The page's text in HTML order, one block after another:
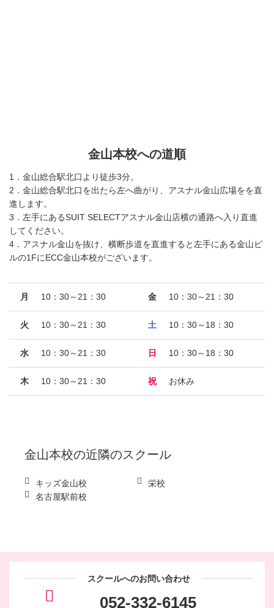
金山本校への道順
1．金山総合駅北口より徒歩3分。
2．金山総合駅北口を出たら左へ曲がり、アスナル金山広場をを直
進します。
3．左手にあるSUIT SELECTアスナル金山店横の通路へ入り直進
してください。
4．アスナル金山を抜け、横断歩道を直進すると左手にある金山ビ
ルの1FにECC金山本校がございます。
月 10：30～21：30
火 10：30～21：30
水 10：30～21：30
木 10：30～21：30
金 10：30～21：30
土 10：30～18：30
日 10：30～18：30
祝 お休み
金山本校の近隣のスクール
キッズ金山校
栄校
名古屋駅前校
スクールへのお問い合わせ
052-332-6145